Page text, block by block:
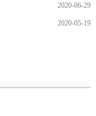
2020-06-29
2020-05-19